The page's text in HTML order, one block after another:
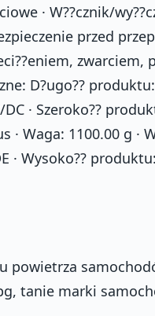
· W??cznik/
przed
zwarciem,
D?ugo??
· Szeroko??
Waga: 1100.00 g ·
· Wysoko??
powietrza
tanie marki